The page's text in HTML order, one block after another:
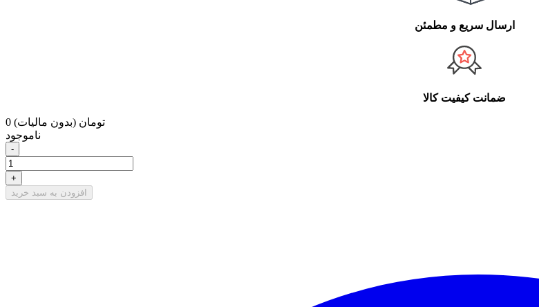
ارسال سریع و مطمئن
ضمانت کیفیت کالا
0 تومان (بدون مالیات)
ناموجود
-
+
افزودن به سبد خرید